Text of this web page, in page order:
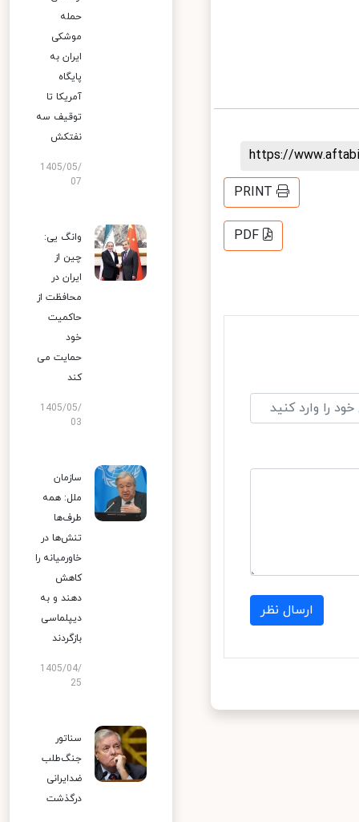
https://
PRINT
PDF
ارسال نظر
حمله
موشکی
ایران به
پایگاه
آمریکا تا
توقیف سه
نفتکش
1405/05/
07
وانگ یی:
چین از
ایران در
محافظت از
حاکمیت
خود
حمایت می
کند
1405/05/
03
سازمان
ملل: همه
طرف‌ها
تنش‌ها در
خاورمیانه را
کاهش
دهند و به
دیپلماسی
بازگردند
1405/04/
25
سناتور
جنگ‌طلب
ضدایرانی
درگذشت